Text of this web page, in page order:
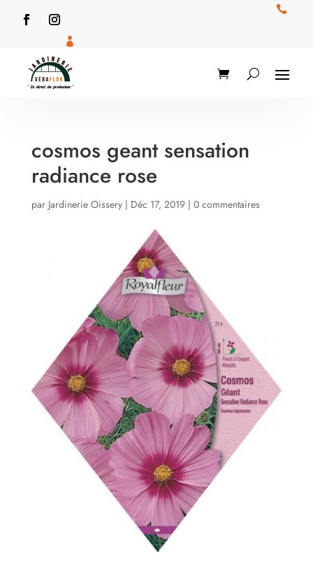


cosmos geant sensation
radiance rose
par Jardinerie Oissery| Déc 17, 2019| 0 commentaires